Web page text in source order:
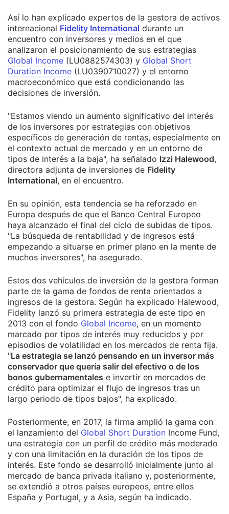
Así lo han explicado expertos de la gestora de activos
internacional Fidelity International durante un
encuentro con inversores y medios en el que
analizaron el posicionamiento de sus estrategias
Global Income (LU0882574303) y Global Short
Duration Income (LU0390710027) y el entorno
macroeconómico que está condicionando las
decisiones de inversión.
"Estamos viendo un aumento significativo del interés
de los inversores por estrategias con objetivos
específicos de generación de rentas, especialmente en
el contexto actual de mercado y en un entorno de
tipos de interés a la baja", ha señalado Izzi Halewood,
directora adjunta de inversiones de Fidelity
International, en el encuentro.
En su opinión, esta tendencia se ha reforzado en
Europa después de que el Banco Central Europeo
haya alcanzado el final del ciclo de subidas de tipos.
"La búsqueda de rentabilidad y de ingresos está
empezando a situarse en primer plano en la mente de
muchos inversores", ha asegurado.
Estos dos vehículos de inversión de la gestora forman
parte de la gama de fondos de renta orientados a
ingresos de la gestora. Según ha explicado Halewood,
Fidelity lanzó su primera estrategia de este tipo en
2013 con el fondo Global Income, en un momento
marcado por tipos de interés muy reducidos y por
episodios de volatilidad en los mercados de renta fija.
"La estrategia se lanzó pensando en un inversor más
conservador que quería salir del efectivo o de los
bonos gubernamentales e invertir en mercados de
crédito para optimizar el flujo de ingresos tras un
largo periodo de tipos bajos", ha explicado.
Posteriormente, en 2017, la firma amplió la gama con
el lanzamiento del Global Short Duration Income Fund,
una estrategia con un perfil de crédito más moderado
y con una limitación en la duración de los tipos de
interés. Este fondo se desarrolló inicialmente junto al
mercado de banca privada italiano y, posteriormente,
se extendió a otros países europeos, entre ellos
España y Portugal, y a Asia, según ha indicado.